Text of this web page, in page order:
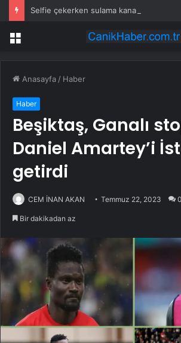
Selfie çekerken sulama kanalına düştü
Menü
Anasayfa / Haber
Haber
Beşiktaş, Ganalı
Daniel Amartey’i
getirdi
CEM İNAN AKAN Temmuz 22, 2023 0
Bir dakikadan az